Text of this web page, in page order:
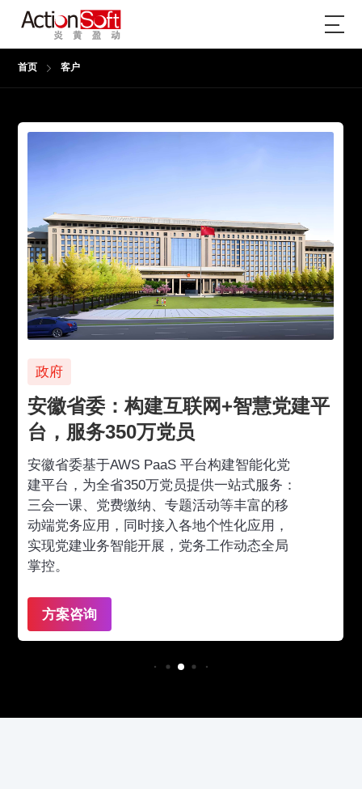
首页 客户
政府
安徽省委：构建互联网+智慧党建平
台，服务350万党员
安徽省委基于AWS PaaS 平台构建智能化党
建平台，为全省350万党员提供一站式服务：
三会一课、党费缴纳、专题活动等丰富的移
动端党务应用，同时接入各地个性化应用，
实现党建业务智能开展，党务工作动态全局
掌控。
方案咨询